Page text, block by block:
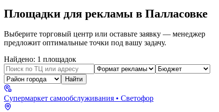
Площадки для рекламы в Палласовке
Выберите торговый центр или оставьте заявку — менеджер
предложит оптимальные точки под вашу задачу.
Найдено: 1 площадок
Найти
Супермаркет самообслуживания • Светофор